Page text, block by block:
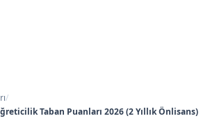
/
Taban Puanları 2026 (2 Yıllık Önlisans)